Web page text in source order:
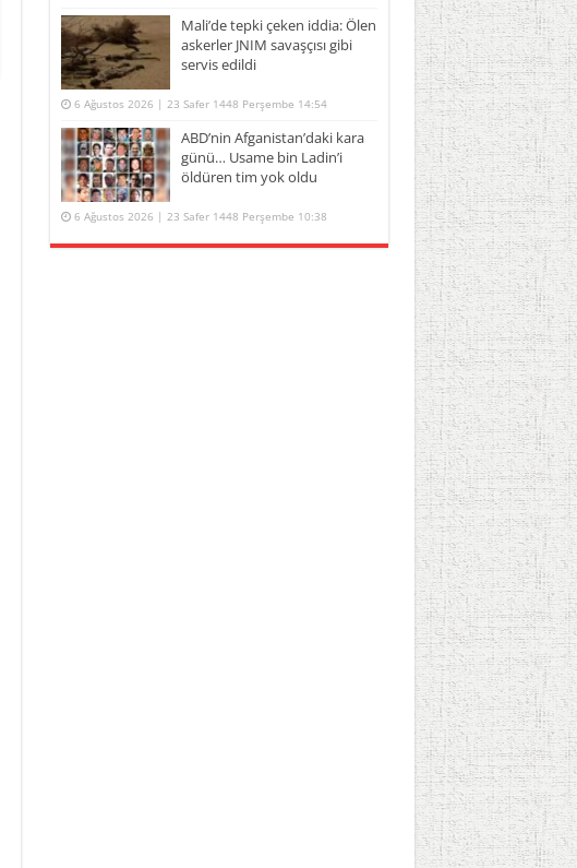
Mali’de tepki çeken iddia: Ölen
askerler JNIM savaşçısı gibi
servis edildi
6 Ağustos 2026 | 23 Safer 1448 Perşembe 14:54
ABD’nin Afganistan’daki kara
günü… Usame bin Ladin’i
öldüren tim yok oldu
6 Ağustos 2026 | 23 Safer 1448 Perşembe 10:38